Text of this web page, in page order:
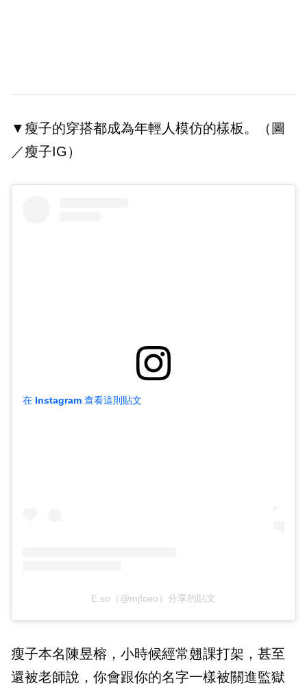
▼瘦子的穿搭都成為年輕人模仿的樣板。（圖
／瘦子IG）
在 Instagram 查看這則貼文
E.so（@mjfceo）分享的貼文
瘦子本名陳昱榕，小時候經常翹課打架，甚至
還被老師說，你會跟你的名字一樣被關進監獄